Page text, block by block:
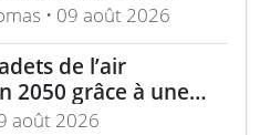
génération
• 09 août 2026
de l’air
2050 grâce à une
août 2026